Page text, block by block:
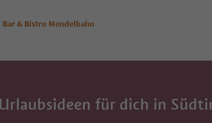
Bar & Bistro Mendelbahn
Urlaubsideen für dich in